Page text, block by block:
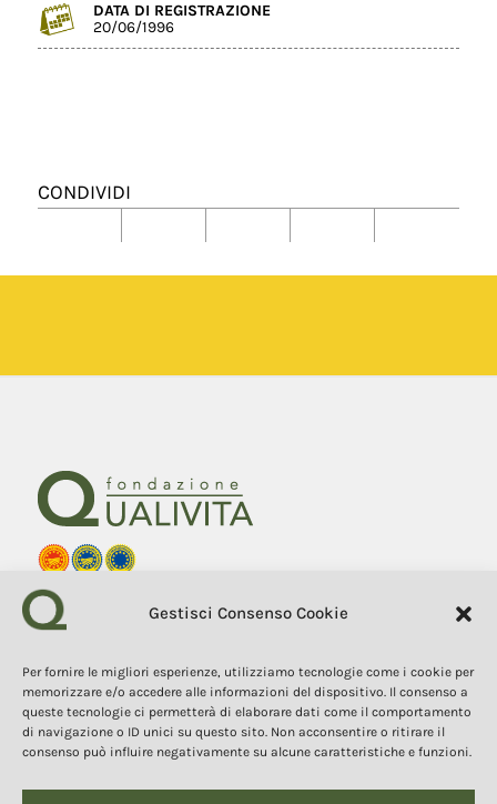
Gestisci Consenso Cookie
Per fornire le migliori esperienze, utilizziamo tecnologie come i cookie per
memorizzare e/o accedere alle informazioni del dispositivo. Il consenso a
queste tecnologie ci permetterà di elaborare dati come il comportamento
di navigazione o ID unici su questo sito. Non acconsentire o ritirare il
consenso può influire negativamente su alcune caratteristiche e funzioni.
DATA DI REGISTRAZIONE
20/06/1996
CONDIVIDI
Fondazione Qualivita
Sede Via Fontebranda 69
COPYRIGHT 2025
I contenuti, i testi e le immagini di questo sito web sono di
proprietà della Fondazione Qualivita e sono protetti dal diritto
d’autore e dalla normativa sulla proprietà intellettuale. È vietata la
qualsiasi forma, dei contenuti e delle immagini senza espressa